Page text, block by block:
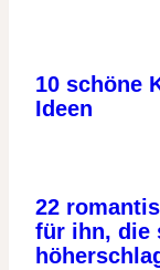
10 schöne
Ideen
22
für ihn, die